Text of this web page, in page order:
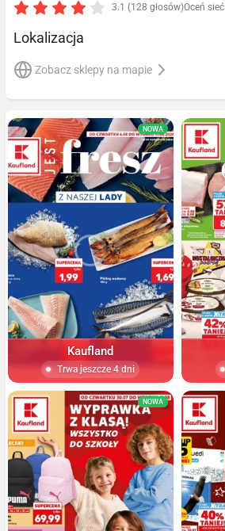
3.1 (128 głosów)Oceń sieć
Lokalizacja
Zobacz sklepy na mapie
NOWA
Kaufland
Trwa jeszcze 4 dni
NOWA